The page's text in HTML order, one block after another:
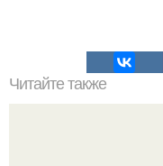
Читайте также